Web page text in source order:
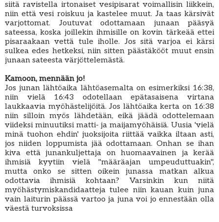
siitä ravistella irtonaiset vesipisarat voimallisin liikkein,
niin että vesi roiskuu ja kastelee muut. Ja taas kärsivät
varjottomat. Joutuvat odottamaan junaan pääsyä
sateessa, koska joillekin ihmisille on kovin tärkeää ettei
pisaraakaan vettä tule iholle. Jos sitä varjoa ei kärsi
sulkea edes hetkeksi, niin sitten päästäkööt muut ensin
junaan sateesta värjöttelemästä.
Kamoon, mennään jo!
Jos junan lähtöaika lähtöasemalta on esimerkiksi 16:38,
niin vielä 16:43 odotellaan epätasaisena virtana
laukkaavia myöhästelijöitä. Jos lähtöaika kerta on 16:38
niin silloin myös lähdetään, eikä jäädä odottelemaan
viideksi minuutiksi matti- ja maijamyöhäisiä. Uusia 'vielä
minä tuohon ehdin' juoksijoita riittää vaikka iltaan asti,
jos niiden loppumista jää odottamaan. Onhan se ihan
kiva että junankuljettaja on huomaavainen ja kerää
ihmisiä kyytiin vielä "määräajan umpeuduttuakin",
mutta onko se sitten oikein junassa matkan alkua
odottavia ihmisiä kohtaan? Varsinkin kun niitä
myöhästymiskandidaatteja tulee niin kauan kuin juna
vain laiturin päässä vartoo ja juna voi jo ennestään olla
väestä turvoksissa